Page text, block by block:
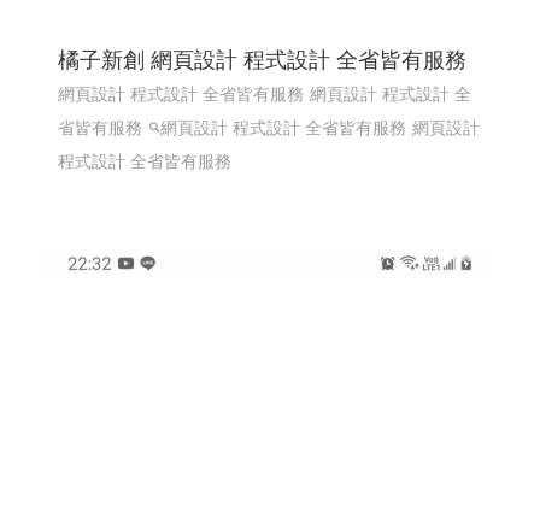
橘子新創 網頁設計 程式設計 全省皆有服務
網頁設計 程式設計 全省皆有服務 網頁設計 程式設計 全
省皆有服務
網頁設計 程式設計 全省皆有服務 網頁設計
程式設計 全省皆有服務